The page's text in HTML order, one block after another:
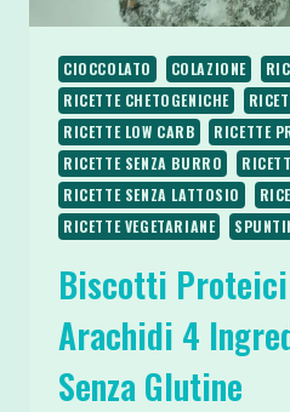
CIOCCOLATO COLAZIONE
RICETTE CHETOGENICHE
RICETTE LOW CARB
RICETTE
RICETTE SENZA BURRO
RICETTE SENZA LATTOSIO
RICETTE VEGETARIANE
Biscotti Proteici
Arachidi 4
Senza Glutine